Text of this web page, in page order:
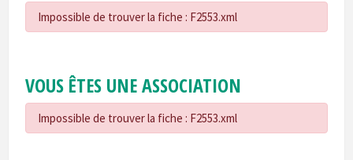
Impossible de trouver la fiche : F2553.xml
VOUS ÊTES UNE ASSOCIATION
Impossible de trouver la fiche : F2553.xml